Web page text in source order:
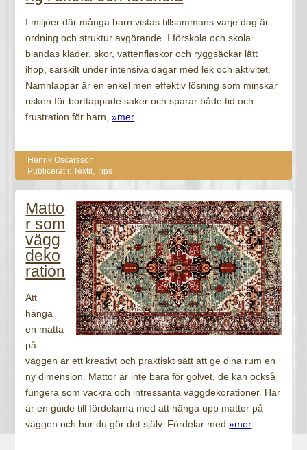
I miljöer där många barn vistas tillsammans varje dag är
ordning och struktur avgörande. I förskola och skola
blandas kläder, skor, vattenflaskor och ryggsäckar lätt
ihop, särskilt under intensiva dagar med lek och aktivitet.
Namnlappar är en enkel men effektiv lösning som minskar
risken för borttappade saker och sparar både tid och
frustration för barn,»mer
Henrik Oscarsson
Publicerat i:Textil ,Tips
Matto
r som
vägg
deko
ration
Att
hänga
en matta
på
väggen är ett kreativt och praktiskt sätt att ge dina rum en
ny dimension. Mattor är inte bara för golvet, de kan också
fungera som vackra och intressanta väggdekorationer. Här
är en guide till fördelarna med att hänga upp mattor på
väggen och hur du gör det själv. Fördelar med»mer